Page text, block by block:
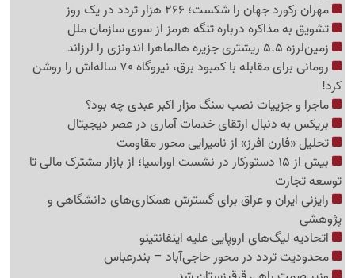
مهران رکورد جهان را شکست؛ 266 هزار تردد در یک روز
تشویق به مذاکره درباره تنگه هرمز از سوی سازمان ملل
زمین‌لرزه 5.5 ریشتری جزیره هالماهرا اندونزی را لرزاند
رومانی برای مقابله با کمبود برق، نیروگاه 70 ساله‌اش را روشن
کرد!
ماجرا و جزییات نصب سنگ مزار اکبر عبدی چه بود؟
بریکس به دنبال ارتقای خدمات آماری در عصر دیجیتال
تحلیل «فارن افرز» از نامیرایی محور مقاومت
بیش از 15 دستورکار در نشست اوراسیا؛ از بازار مشترک مالی تا
توسعه تجارت
رایزنی ایران و عراق برای گسترش همکاری‌های دانشگاهی و
پژوهشی
اتحادیه لیگ‌های اروپایی علیه اینفانتینو
محدودیت تردد در محور حاجی‌آباد – بندرعباس